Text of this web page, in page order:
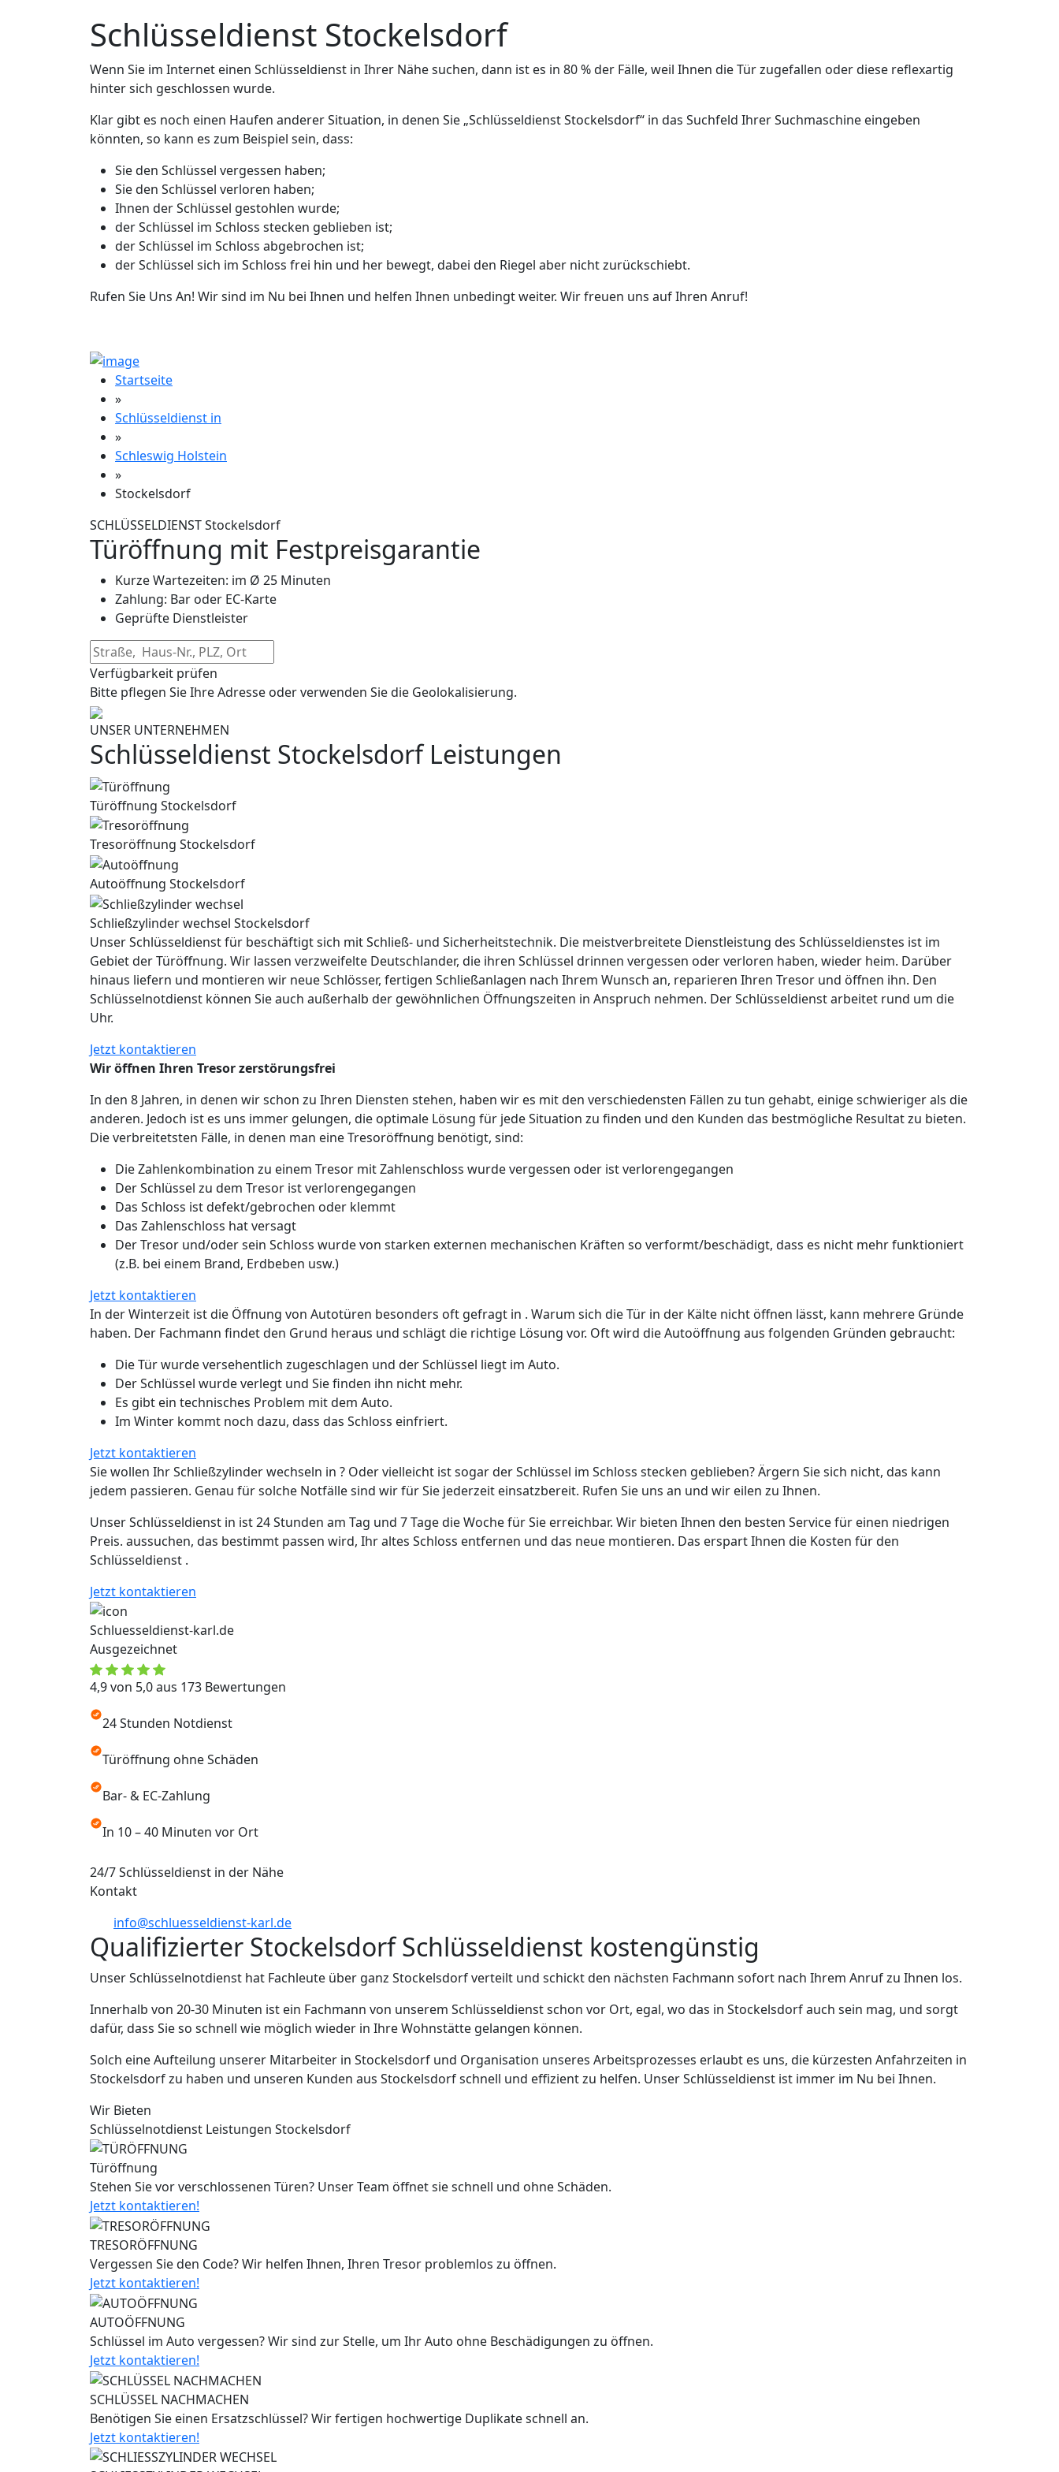
Schlüsseldienst Stockelsdorf
Wenn Sie im Internet einen Schlüsseldienst in Ihrer Nähe suchen, dann ist es in 80 % der Fälle, weil Ihnen die Tür zugefallen oder diese reflexartig
hinter sich geschlossen wurde.
Klar gibt es noch einen Haufen anderer Situation, in denen Sie „Schlüsseldienst Stockelsdorf“ in das Suchfeld Ihrer Suchmaschine eingeben
könnten, so kann es zum Beispiel sein, dass:
Sie den Schlüssel vergessen haben;
Sie den Schlüssel verloren haben;
Ihnen der Schlüssel gestohlen wurde;
der Schlüssel im Schloss stecken geblieben ist;
der Schlüssel im Schloss abgebrochen ist;
der Schlüssel sich im Schloss frei hin und her bewegt, dabei den Riegel aber nicht zurückschiebt.
Rufen Sie Uns An! Wir sind im Nu bei Ihnen und helfen Ihnen unbedingt weiter. Wir freuen uns auf Ihren Anruf!
Startseite
»
Schlüsseldienst in
»
Schleswig Holstein
»
Stockelsdorf
SCHLÜSSELDIENST Stockelsdorf
Türöffnung mit Festpreisgarantie
Kurze Wartezeiten: im Ø 25 Minuten
Zahlung: Bar oder EC-Karte
Geprüfte Dienstleister
Verfügbarkeit prüfen
Bitte pflegen Sie Ihre Adresse oder verwenden Sie die Geolokalisierung.
UNSER UNTERNEHMEN
Schlüsseldienst Stockelsdorf Leistungen
Türöffnung Stockelsdorf
Tresoröffnung Stockelsdorf
Autoöffnung Stockelsdorf
Schließzylinder wechsel Stockelsdorf
Unser Schlüsseldienst für beschäftigt sich mit Schließ- und Sicherheitstechnik. Die meistverbreitete Dienstleistung des Schlüsseldienstes ist im
Gebiet der Türöffnung. Wir lassen verzweifelte Deutschlander, die ihren Schlüssel drinnen vergessen oder verloren haben, wieder heim. Darüber
hinaus liefern und montieren wir neue Schlösser, fertigen Schließanlagen nach Ihrem Wunsch an, reparieren Ihren Tresor und öffnen ihn. Den
Schlüsselnotdienst können Sie auch außerhalb der gewöhnlichen Öffnungszeiten in Anspruch nehmen. Der Schlüsseldienst arbeitet rund um die
Uhr.
Jetzt kontaktieren
Wir öffnen Ihren Tresor zerstörungsfrei
In den 8 Jahren, in denen wir schon zu Ihren Diensten stehen, haben wir es mit den verschiedensten Fällen zu tun gehabt, einige schwieriger als die
anderen. Jedoch ist es uns immer gelungen, die optimale Lösung für jede Situation zu finden und den Kunden das bestmögliche Resultat zu bieten.
Die verbreitetsten Fälle, in denen man eine Tresoröffnung benötigt, sind:
Die Zahlenkombination zu einem Tresor mit Zahlenschloss wurde vergessen oder ist verlorengegangen
Der Schlüssel zu dem Tresor ist verlorengegangen
Das Schloss ist defekt/gebrochen oder klemmt
Das Zahlenschloss hat versagt
Der Tresor und/oder sein Schloss wurde von starken externen mechanischen Kräften so verformt/beschädigt, dass es nicht mehr funktioniert
(z.B. bei einem Brand, Erdbeben usw.)
Jetzt kontaktieren
In der Winterzeit ist die Öffnung von Autotüren besonders oft gefragt in . Warum sich die Tür in der Kälte nicht öffnen lässt, kann mehrere Gründe
haben. Der Fachmann findet den Grund heraus und schlägt die richtige Lösung vor. Oft wird die Autoöffnung aus folgenden Gründen gebraucht:
Die Tür wurde versehentlich zugeschlagen und der Schlüssel liegt im Auto.
Der Schlüssel wurde verlegt und Sie finden ihn nicht mehr.
Es gibt ein technisches Problem mit dem Auto.
Im Winter kommt noch dazu, dass das Schloss einfriert.
Jetzt kontaktieren
Sie wollen Ihr Schließzylinder wechseln in ? Oder vielleicht ist sogar der Schlüssel im Schloss stecken geblieben? Ärgern Sie sich nicht, das kann
jedem passieren. Genau für solche Notfälle sind wir für Sie jederzeit einsatzbereit. Rufen Sie uns an und wir eilen zu Ihnen.
Unser Schlüsseldienst in ist 24 Stunden am Tag und 7 Tage die Woche für Sie erreichbar. Wir bieten Ihnen den besten Service für einen niedrigen
Preis. aussuchen, das bestimmt passen wird, Ihr altes Schloss entfernen und das neue montieren. Das erspart Ihnen die Kosten für den
Schlüsseldienst .
Jetzt kontaktieren
Schluesseldienst-karl.de
Ausgezeichnet
4,9 von 5,0 aus 173 Bewertungen
24 Stunden Notdienst
Türöffnung ohne Schäden
Bar- & EC-Zahlung
In 10 – 40 Minuten vor Ort
24/7 Schlüsseldienst in der Nähe
Kontakt
info@schluesseldienst-karl.de
Qualifizierter Stockelsdorf Schlüsseldienst kostengünstig
Unser Schlüsselnotdienst hat Fachleute über ganz Stockelsdorf verteilt und schickt den nächsten Fachmann sofort nach Ihrem Anruf zu Ihnen los.
Innerhalb von 20-30 Minuten ist ein Fachmann von unserem Schlüsseldienst schon vor Ort, egal, wo das in Stockelsdorf auch sein mag, und sorgt
dafür, dass Sie so schnell wie möglich wieder in Ihre Wohnstätte gelangen können.
Solch eine Aufteilung unserer Mitarbeiter in Stockelsdorf und Organisation unseres Arbeitsprozesses erlaubt es uns, die kürzesten Anfahrzeiten in
Stockelsdorf zu haben und unseren Kunden aus Stockelsdorf schnell und effizient zu helfen. Unser Schlüsseldienst ist immer im Nu bei Ihnen.
Wir Bieten
Schlüsselnotdienst Leistungen Stockelsdorf
Türöffnung
Stehen Sie vor verschlossenen Türen? Unser Team öffnet sie schnell und ohne Schäden.
Jetzt kontaktieren!
TRESORÖFFNUNG
Vergessen Sie den Code? Wir helfen Ihnen, Ihren Tresor problemlos zu öffnen.
Jetzt kontaktieren!
AUTOÖFFNUNG
Schlüssel im Auto vergessen? Wir sind zur Stelle, um Ihr Auto ohne Beschädigungen zu öffnen.
Jetzt kontaktieren!
SCHLÜSSEL NACHMACHEN
Benötigen Sie einen Ersatzschlüssel? Wir fertigen hochwertige Duplikate schnell an.
Jetzt kontaktieren!